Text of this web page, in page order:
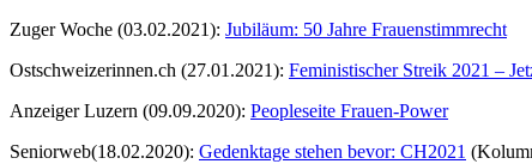
Zuger Woche (03.02.2021): Jubiläum: 50 Jahre Frauenstimmrecht
Ostschweizerinnen.ch (27.01.2021): Feministischer Streik 2021 –
Anzeiger Luzern (09.09.2020): Peopleseite Frauen-Power
Seniorweb(18.02.2020): Gedenktage stehen bevor: CH2021